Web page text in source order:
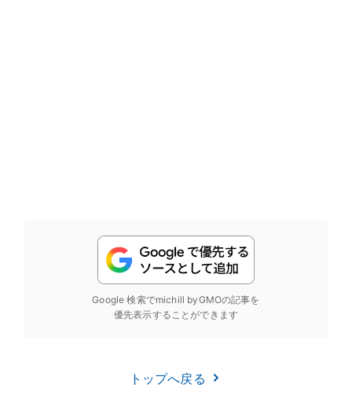
Google 検索でmichill byGMOの記事を
優先表示することができます
トップへ戻る